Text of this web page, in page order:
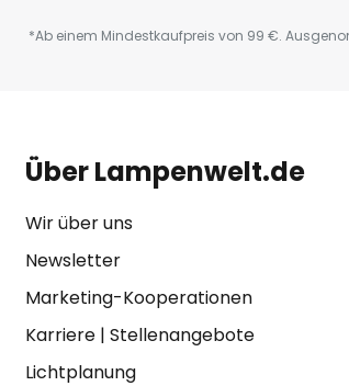
*Ab einem Mindestkaufpreis von 99 €.
Über Lampenwelt.de
Wir über uns
Newsletter
Marketing-Kooperationen
Karriere| Stellenangebote
Lichtplanung